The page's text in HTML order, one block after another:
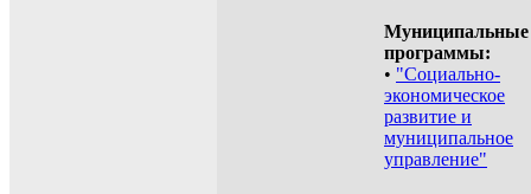
Муниципальные
программы:
• "Социально-
экономическое
развитие и
муниципальное
управление"